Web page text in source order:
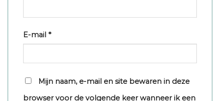
E-mail *
Mijn naam, e-mail en site bewaren in deze
browser voor de volgende keer wanneer ik een